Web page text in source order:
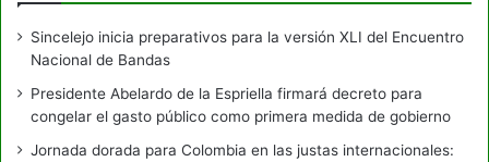
Sincelejo inicia preparativos para la versión XLI del Encuentro
Nacional de Bandas
Presidente Abelardo de la Espriella firmará decreto para
congelar el gasto público como primera medida de gobierno
Jornada dorada para Colombia en las justas internacionales: